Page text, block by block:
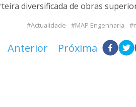
diversificada de obras
Actualidade MAP Engenharia
Anterior Próxima